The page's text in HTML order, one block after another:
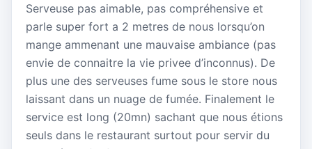
Serveuse pas aimable, pas compréhensive et
parle super fort a 2 metres de nous lorsqu’on
mange ammenant une mauvaise ambiance (pas
envie de connaitre la vie privee d’inconnus). De
plus une des serveuses fume sous le store nous
laissant dans un nuage de fumée. Finalement le
service est long (20mn) sachant que nous étions
seuls dans le restaurant surtout pour servir du